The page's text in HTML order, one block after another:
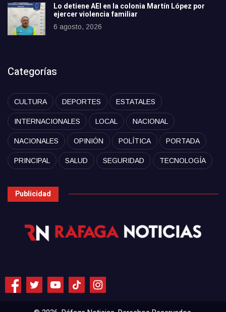
Lo detiene AEI en la colonia Martín López por
ejercer violencia familiar
6 agosto, 2026
Categorías
CULTURA DEPORTES ESTATALES
INTERNACIONALES LOCAL NACIONAL
NACIONALES OPINIÓN POLÍTICA PORTADA
PRINCIPAL SALUD SEGURIDAD TECNOLOGÍA
Publicidad